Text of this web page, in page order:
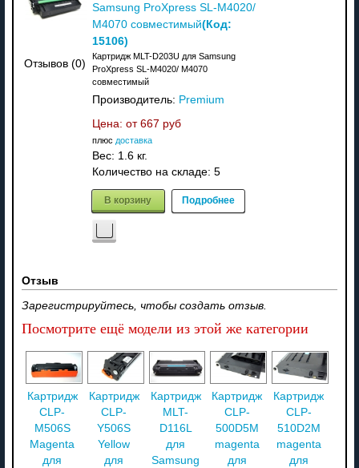
Отзывов (0)
Samsung ProXpress SL-M4020/
M4070 совместимый(Код:
15106)
Картридж MLT-D203U для Samsung
ProXpress SL-M4020/ M4070
совместимый
Производитель: Premium
Цена: от 667 руб
плюс доставка
Вес: 1.6 кг.
Количество на складе: 5
В корзину Подробнее
Отзыв
Зарегистрируйтесь, чтобы создать отзыв.
Посмотрите ещё модели из этой же категории
Картридж
CLP-
M506S
Magenta
для
Картридж
CLP-
Y506S
Yellow
для
Картридж
MLT-
D116L
для
Samsung
Картридж
CLP-
500D5M
magenta
для
Картридж
CLP-
510D2M
magenta
для